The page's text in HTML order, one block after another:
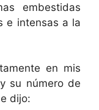
embestidas
e intensas a la
en mis
su número de
dijo: